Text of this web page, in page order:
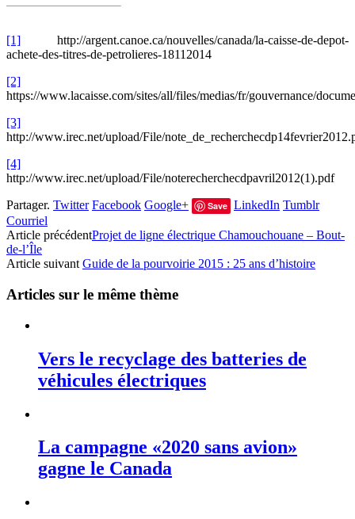
[1] http://argent.canoe.ca/nouvelles/canada/la-caisse-de-depot-
achete-des-titres-de-petrolieres-18112014
[2]
https://www.lacaisse.com/sites/all/files/medias/fr/gouvernance/
[3]
http://www.irec.net/upload/File/
[4]
http://www.irec.net/upload/File/noterecherchecdpavril2012(1).pdf
Partager. Twitter Facebook Google+ Save LinkedIn Tumblr
Courriel
Article précédentProjet de ligne électrique Chamouchouane – Bout-
de-l’Île
Article suivant Guide de la pourvoirie 2015 : 25 ans d’histoire
Articles sur le même thème
Vers le recyclage des batteries de
véhicules électriques
La campagne «2020 sans avion»
gagne le Canada